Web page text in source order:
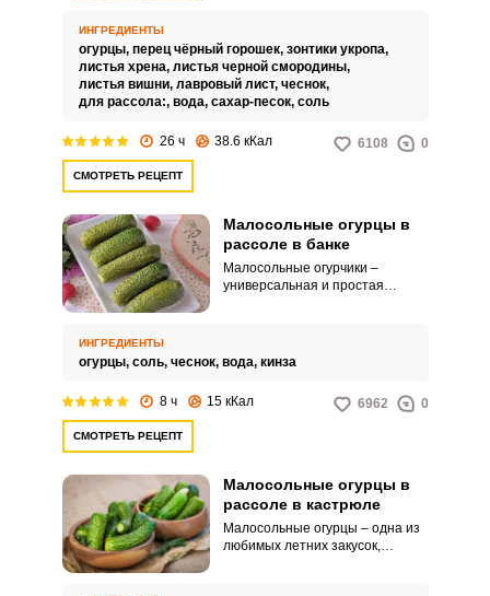
любимой закуски хочу
поделиться с вами.
ИНГРЕДИЕНТЫ
огурцы, перец чёрный горошек, зонтики укропа,
листья хрена, листья черной смородины,
листья вишни, лавровый лист, чеснок,
для рассола:, вода, сахар-песок, соль
26 ч 38.6 кКал 6108 0
СМОТРЕТЬ РЕЦЕПТ
Малосольные огурцы в
рассоле в банке
Малосольные огурчики –
универсальная и простая
хрустящие и ароматные
огурчики, нужно набраться
ИНГРЕДИЕНТЫ
огурцы, соль, чеснок, вода, кинза
8 ч 15 кКал 6962 0
СМОТРЕТЬ РЕЦЕПТ
Малосольные огурцы в
рассоле в кастрюле
Малосольные огурцы – одна из
любимых летних закусок,